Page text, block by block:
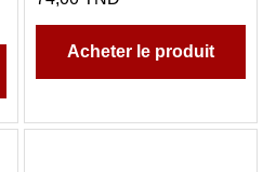
Acheter le produit